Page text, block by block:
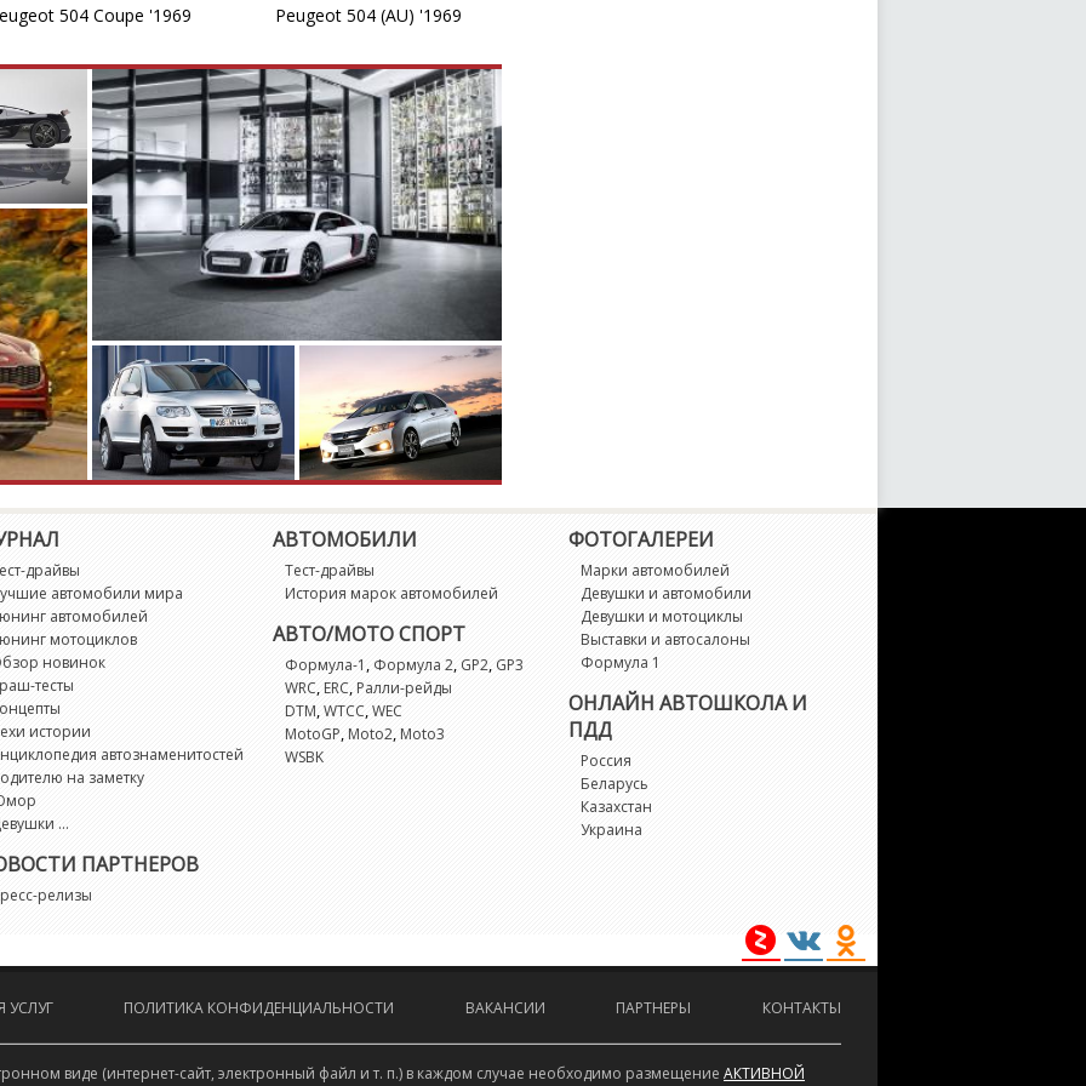
504 Coupe '1969 Peugeot 504 (AU) '1969
Bipper
Landtrek
Traveller
драйвы
автомобили мира
автомобилей
мотоциклов
новинок
тесты
истории
автознаменитостей
на заметку
...
ПАРТНЕРОВ
релизы
АВТОМОБИЛИ
Тест-драйвы
История марок автомобилей
АВТО/МОТО СПОРТ
Формула-1 , Формула 2, GP2, GP3
WRC,ERC,Ралли-рейды
DTM,WTCC,WEC
MotoGP,Moto2,Moto3
WSBK
ФОТОГАЛЕРЕИ
Марки автомобилей
Девушки и автомобили
Девушки и мотоциклы
Выставки и автосалоны
Формула 1
ОНЛАЙН АВТОШКОЛА И
ПДД
Россия
Беларусь
Казахстан
Украина
УСЛУГ ПОЛИТИКА КОНФИДЕНЦИАЛЬНОСТИ ВАКАНСИИ ПАРТНЕРЫ КОНТАКТЫ
виде (интернет-сайт, электронный файл и т. п.) в каждом случае необходимо размещение АКТИВНОЙ